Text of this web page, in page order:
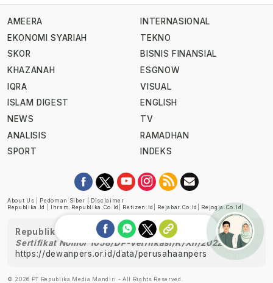
AMEERA
EKONOMI SYARIAH
SKOR
KHAZANAH
IQRA
ISLAM DIGEST
NEWS
ANALISIS
SPORT
INTERNASIONAL
TEKNO
BISNIS FINANSIAL
ESGNOW
VISUAL
ENGLISH
TV
RAMADHAN
INDEKS
About Us Pedoman Siber
Disclaimer
Republika.id
Ihram.republika.co.id Retizen.id Rejabar.co.id Rejogja.co.id
Republika telah diverifikasi oleh Dewan Pers
Sertifikat Nomor 1058/DP-Verifikasi/K/XII/2022
https://dewanpers.or.id/data/perusahaanpers
© 2026 PT Republika Media Mandiri - All Rights Reserved.
Ask me!